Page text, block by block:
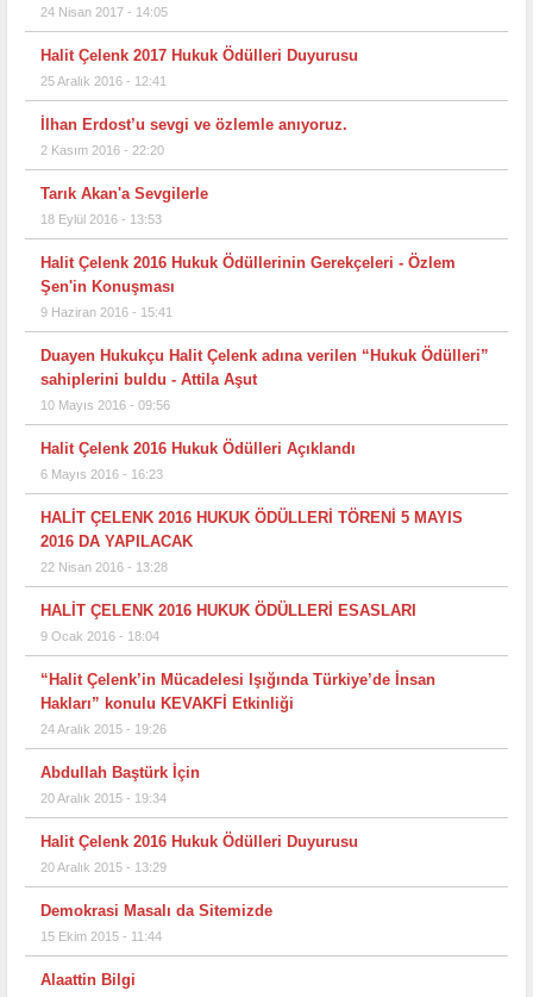
24 Nisan 2017 - 14:05
Halit Çelenk 2017 Hukuk Ödülleri Duyurusu
25 Aralık 2016 - 12:41
İlhan Erdost’u sevgi ve özlemle anıyoruz.
2 Kasım 2016 - 22:20
Tarık Akan'a Sevgilerle
18 Eylül 2016 - 13:53
Halit Çelenk 2016 Hukuk Ödüllerinin Gerekçeleri - Özlem
Şen'in Konuşması
9 Haziran 2016 - 15:41
Duayen Hukukçu Halit Çelenk adına verilen “Hukuk Ödülleri”
sahiplerini buldu - Attila Aşut
10 Mayıs 2016 - 09:56
Halit Çelenk 2016 Hukuk Ödülleri Açıklandı
6 Mayıs 2016 - 16:23
HALİT ÇELENK 2016 HUKUK ÖDÜLLERİ TÖRENİ 5 MAYIS
2016 DA YAPILACAK
22 Nisan 2016 - 13:28
HALİT ÇELENK 2016 HUKUK ÖDÜLLERİ ESASLARI
9 Ocak 2016 - 18:04
“Halit Çelenk’in Mücadelesi Işığında Türkiye’de İnsan
Hakları” konulu KEVAKFİ Etkinliği
24 Aralık 2015 - 19:26
Abdullah Baştürk İçin
20 Aralık 2015 - 19:34
Halit Çelenk 2016 Hukuk Ödülleri Duyurusu
20 Aralık 2015 - 13:29
Demokrasi Masalı da Sitemizde
15 Ekim 2015 - 11:44
Alaattin Bilgi